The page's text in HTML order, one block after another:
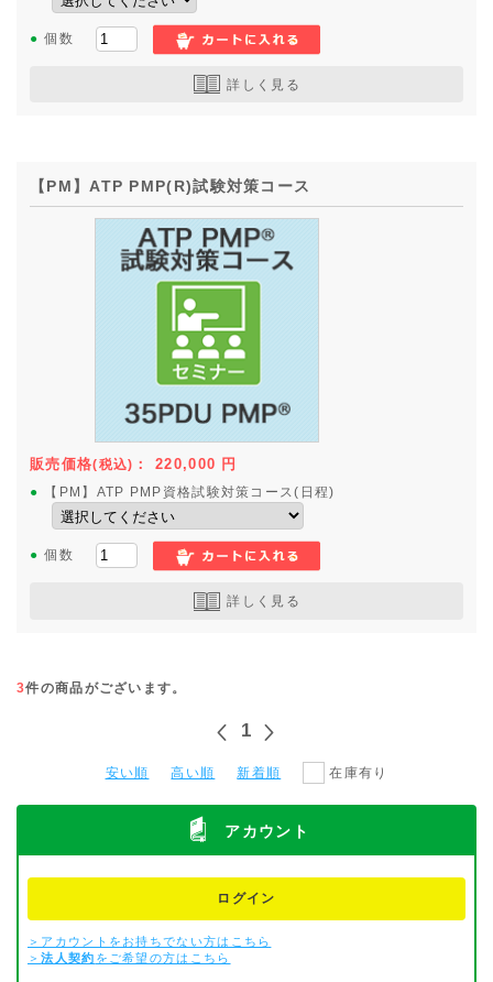
● 個数
詳しく見る
【PM】ATP PMP(R)試験対策コース
販売価格(税込) ：220,000 円
● 【PM】ATP PMP資格試験対策コース(日程)
● 個数
詳しく見る
3件の商品がございます。
1
安い順 高い順 新着順 在庫有り
アカウント
ログイン
＞アカウントをお持ちでない方はこちら
＞法人契約 をご希望の方はこちら